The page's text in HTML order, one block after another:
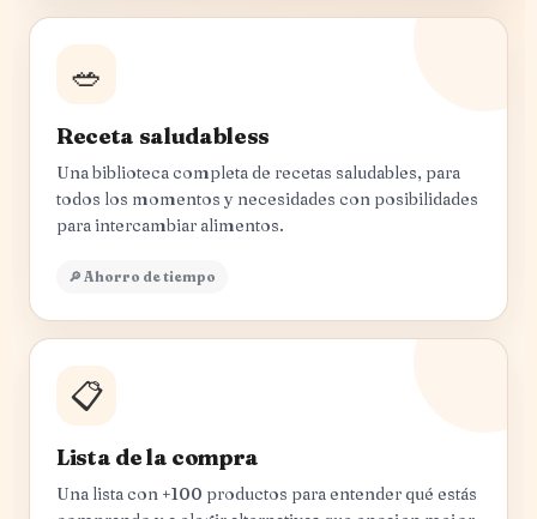
🥗
Receta saludabless
Una biblioteca completa de recetas saludables, para
todos los momentos y necesidades con posibilidades
para intercambiar alimentos.
🔎 Ahorro de tiempo
📋
Lista de la compra
Una lista con +100 productos para entender qué estás